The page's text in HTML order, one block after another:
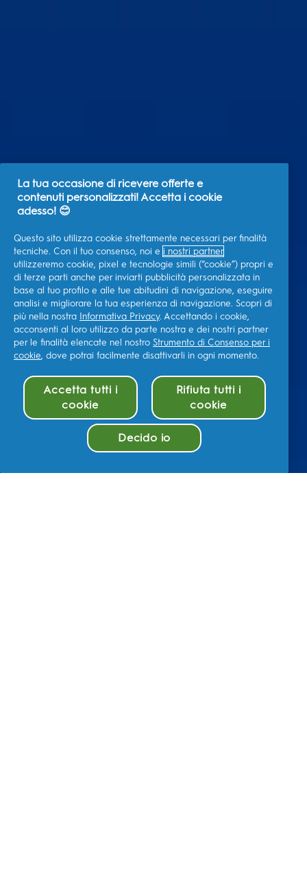
La tua occasione di ricevere offerte e
contenuti personalizzati! Accetta i cookie
adesso! 😊
Questo sito utilizza cookie strettamente necessari per finalità
tecniche. Con il tuo consenso, noi e i nostri partner
utilizzeremo cookie, pixel e tecnologie simili (“cookie”) propri e
di terze parti anche per inviarti pubblicità personalizzata in
base al tuo profilo e alle tue abitudini di navigazione, eseguire
analisi e migliorare la tua esperienza di navigazione. Scopri di
più nella nostra Informativa Privacy. Accettando i cookie,
acconsenti al loro utilizzo da parte nostra e dei nostri partner
per le finalità elencate nel nostro Strumento di Consenso per i
cookie, dove potrai facilmente disattivarli in ogni momento.
Accetta tutti i
cookie
Rifiuta tutti i
cookie
Decido io